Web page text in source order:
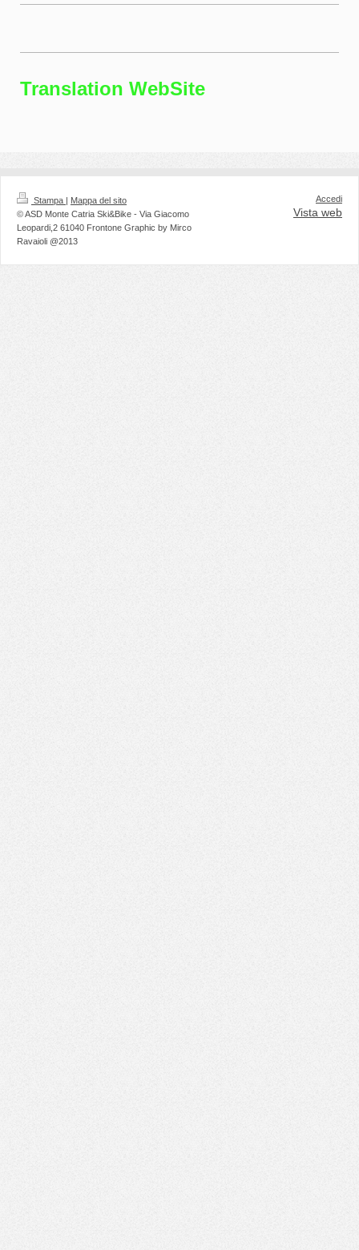
Translation WebSite
Stampa | Mappa del sito
© ASD Monte Catria Ski&Bike - Via Giacomo
Leopardi,2 61040 Frontone Graphic by Mirco
Ravaioli @2013
Accedi
Vista web